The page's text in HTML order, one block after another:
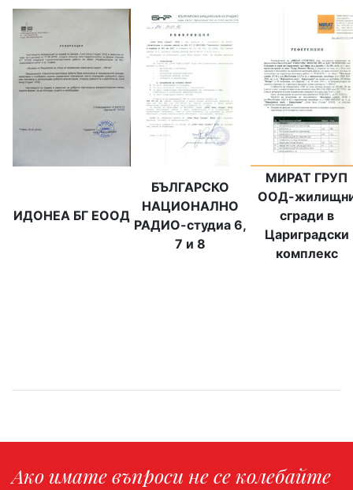
ИДОНЕА БГ ЕООД
БЪЛГАРСКО
НАЦИОНАЛНО
РАДИО-студиа 6,
7 и 8
МИРАТ ГРУП
ООД-
сгради в
Цариградски
комплекс
Ако имате въпроси не се колебайте